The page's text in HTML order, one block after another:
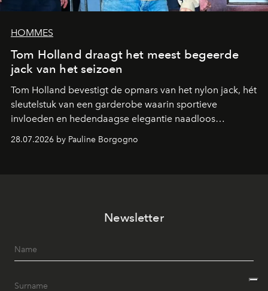
HOMMES
Tom Holland draagt het meest begeerde
jack van het seizoen
Tom Holland bevestigt de opmars van het nylon jack, hét
sleutelstuk van een garderobe waarin sportieve
invloeden en hedendaagse elegantie naadloos
samenkomen.
28.07.2026 by Pauline Borgogno
Newsletter